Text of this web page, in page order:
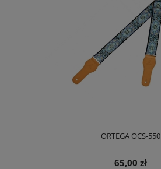
ORTEGA OCS-550
65,00 zł